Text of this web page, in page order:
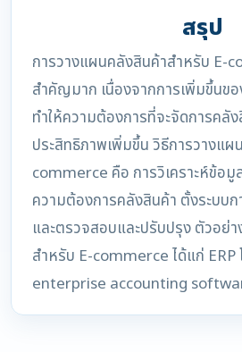
สรุป
การวางแผนคลังสินค้าสำหรับ E-
สำคัญมาก เนื่องจากการเพิ่มขึ้นข
ทำให้ความต้องการที่จะจัดการคลั
ประสิทธิภาพเพิ่มขึ้น วิธีการวางแ
commerce คือ การวิเคราะห์ข้อมู
ความต้องการคลังสินค้า ตั้งระบบ
และตรวจสอบและปรับปรุง ตัวอย่
สำหรับ E-commerce ได้แก่
enterprise accounting